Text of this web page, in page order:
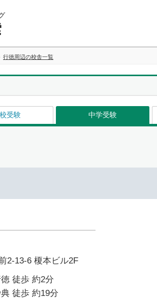
行徳周辺の校舎一覧
受験 中学受験
2-13-6 榎本ビル2F
徒歩 約2分
徒歩 約19分